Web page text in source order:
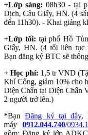
+Lớp sáng: 08h30 - tại
Dịch, Cầu Giấy, HN. (4
đến 11h30). - Khai giảng
+Lớp tối: tại phố Hồ
Giấy, HN. (4 tối liên tục
Bạn đăng ký BTC sẽ
+ Học phí: 1,5 tr VND
Khí Công, giảm 10% cho
Diện Chẩn tại Diện Chẩn
2 người trở lên.)
*BạnĐăng ký tại đây,
máy 0912.044.740/